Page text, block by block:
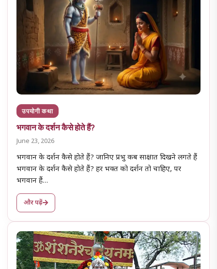
उपयोगी कथा
भगवान के दर्शन कैसे होते हैं?
June 23, 2026
भगवान के दर्शन कैसे होते हैं? जानिए प्रभु कब साक्षात दिखने लगते हैं
भगवान के दर्शन कैसे होते हैं? हर भक्त को दर्शन तो चाहिए, पर
भगवान हैं…
और पढ़ें